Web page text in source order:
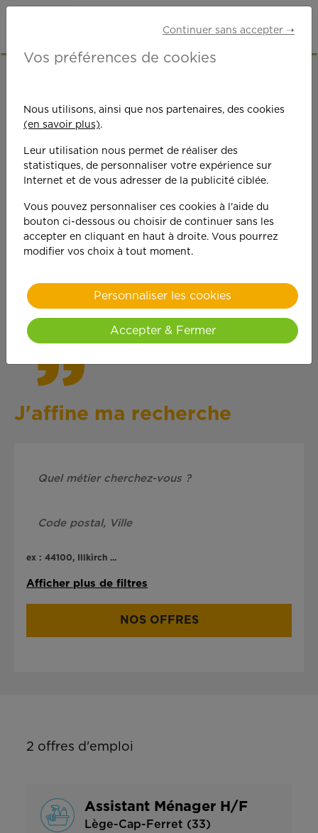
On est toujours plus
performant
quand on y met du
cœur !
J'affine ma recherche
ex : 44100, Illkirch ...
Afficher plus de filtres
NOS OFFRES
2 offres d'emploi
Assistant Ménager H/F
Lège-Cap-Ferret (33)
Continuer sans accepter ➝
Vos préférences de cookies
Nous utilisons, ainsi que nos partenaires, des cookies
(en savoir plus).
Leur utilisation nous permet de réaliser des
statistiques, de personnaliser votre expérience sur
Internet et de vous adresser de la publicité ciblée.
Vous pouvez personnaliser ces cookies à l'aide du
bouton ci-dessous ou choisir de continuer sans les
accepter en cliquant en haut à droite. Vous pourrez
modifier vos choix à tout moment.
Personnaliser les cookies
Accepter & Fermer